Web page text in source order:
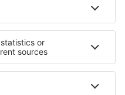
in Matrouh